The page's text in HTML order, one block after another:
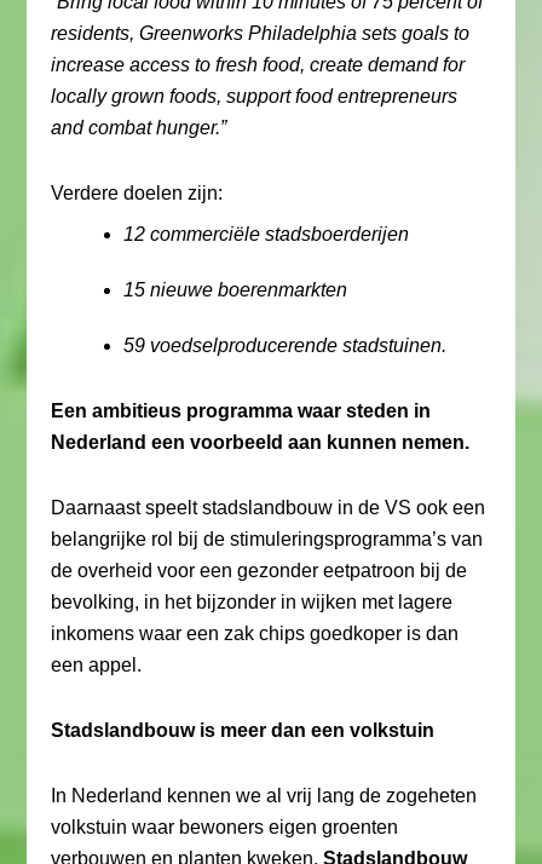
residents, Greenworks Philadelphia sets goals to
increase access to fresh food, create demand for
locally grown foods, support food entrepreneurs
and combat hunger.”
Verdere doelen zijn:
12 commerciële stadsboerderijen
15 nieuwe boerenmarkten
59 voedselproducerende stadstuinen.
Een ambitieus programma waar steden in
Nederland een voorbeeld aan kunnen nemen.
Daarnaast speelt stadslandbouw in de VS ook een
belangrijke rol bij de stimuleringsprogramma’s van
de overheid voor een gezonder eetpatroon bij de
bevolking, in het bijzonder in wijken met lagere
inkomens waar een zak chips goedkoper is dan
een appel.
Stadslandbouw is meer dan een volkstuin
In Nederland kennen we al vrij lang de zogeheten
volkstuin waar bewoners eigen groenten
verbouwen en planten kweken.Stadslandbouw